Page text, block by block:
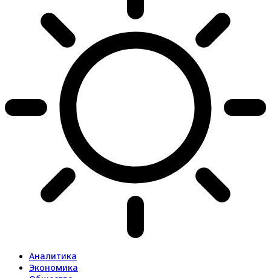
Аналитика
Экономика